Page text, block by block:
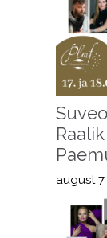
august 7